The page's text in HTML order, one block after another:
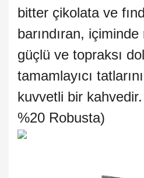
bitter çikolata ve
barındıran, içiminde
güçlü ve topraksı
tamamlayıcı
kuvvetli bir
%20 Robusta)